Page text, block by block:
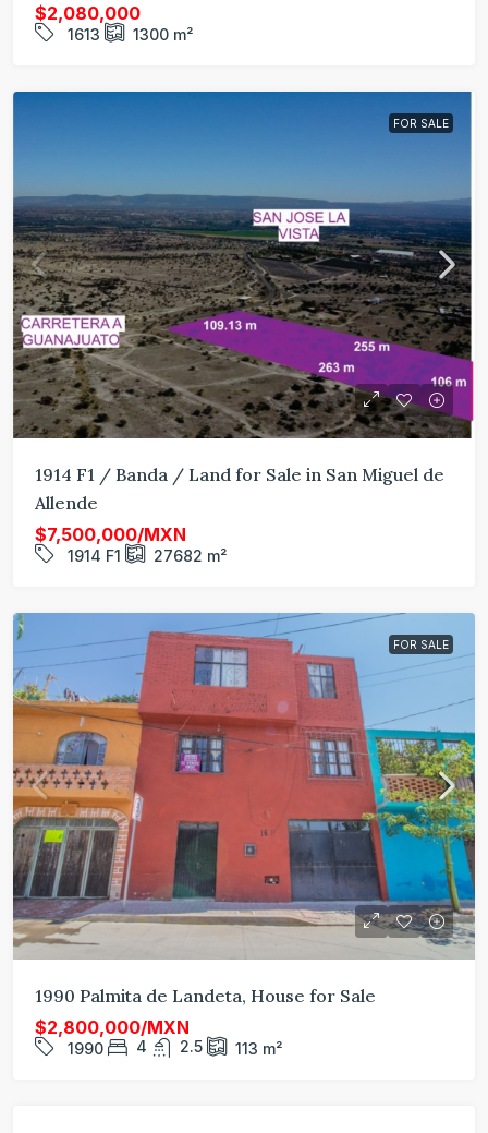
$2,080,000
1613 1300 m²
FOR SALE
1914 F1 / Banda / Land for Sale in San Miguel de
Allende
$7,500,000/MXN
1914 F1 27682 m²
FOR SALE
1990 Palmita de Landeta, House for Sale
$2,800,000/MXN
1990 4 2.5 113 m²